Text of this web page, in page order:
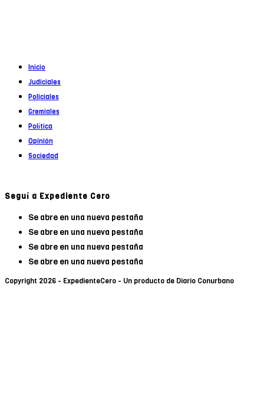
Inicio
Judiciales
Policiales
Gremiales
Política
Opinión
Sociedad
Seguí a Expediente Cero
Se abre en una nueva pestaña
Se abre en una nueva pestaña
Se abre en una nueva pestaña
Se abre en una nueva pestaña
Copyright 2026 - ExpedienteCero - Un producto de Diario Conurbano